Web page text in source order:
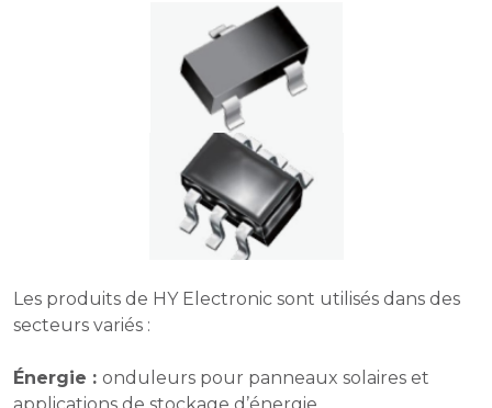
Les produits de HY Electronic sont utilisés dans des
secteurs variés :
Énergie : onduleurs pour panneaux solaires et
applications de stockage d’énergie.